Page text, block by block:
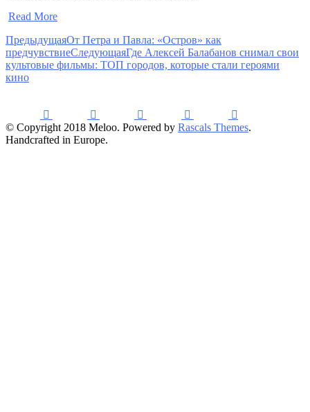
Read More
ПредыдущаяОт Петра и Павла: «Остров» как
предчувствиеСледующаяГде Алексей Балабанов снимал свои
культовые фильмы: ТОП городов, которые стали героями
кино
© Copyright 2018 Meloo. Powered by Rascals Themes.
Handcrafted in Europe.